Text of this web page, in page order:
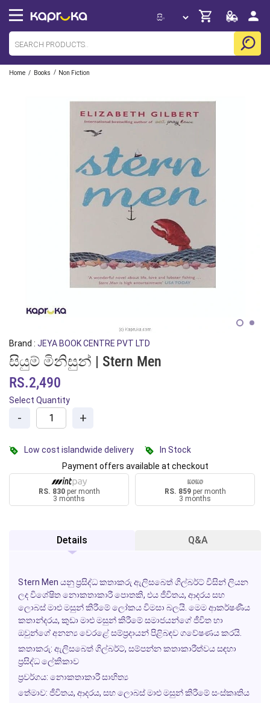
Home / Books / Non Fiction
Brand : JEYA BOOK CENTRE PVT LTD
සියුම් මිනිසුන් | Stern Men
RS.2,490
Select Quantity
- +
Low cost islandwide delivery
In Stock
Payment offers available at checkout
RS. 830per month
3 months
RS. 859per month
3 months
Details Q&A
Stern Men යනු ප්‍රසිද්ධ කතාකරු ඇලිසබෙත් ගිල්බර්ට් විසින් ලියන
ලද විශේෂිත නොකතාකාරී පොතකි, එය ජීවිතය, ආදරය සහ
ලොබස් මාළු මසුන් කිරීමේ ලෝකය විමසා බලයි. මෙම ආකර්ෂණීය
කතාන්දරය, කුඩා මාළු මසුන් කිරීමේ සමාජයන්ගේ ජීවිත හා
ඔවුන්ගේ අනන්‍ය වෙරළේ සම්ප්‍රදායන් පිළිබඳව ගවේෂණය කරයි.
කතාකරු: ඇලිසබෙත් ගිල්බර්ට්, සම්පන්න කතාකාරීත්වය සඳහා
ප්‍රසිද්ධ ලේකිකාව
ප්‍රවර්ගය: නොකතාකාරී සාහිත්‍ය
තේමාව: ජීවිතය, ආදරය, සහ ලොබස් මාළු මසුන් කිරීමේ සංස්කෘතිය